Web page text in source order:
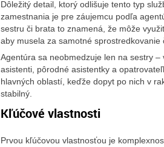
Dôležitý detail, ktorý odlišuje tento typ
zamestnania je pre záujemcu podľa
sestru či brata to znamená, že môže
aby musela za samotné sprostredkovanie
Agentúra sa neobmedzuje len na sestry
asistenti, pôrodné asistentky a
hlavných oblastí, keďže dopyt po nich v
stabilný.
Kľúčové vlastnosti
Prvou kľúčovou vlastnosťou je